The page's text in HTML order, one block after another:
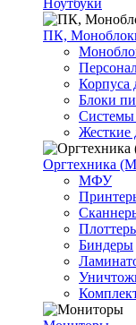
Ноутбуки
ПК,
Корпуса
Блоки
Системы
Жесткие
Оргтехника
МФУ
Биндеры